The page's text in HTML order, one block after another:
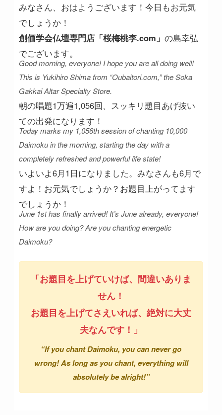
みなさん、おはようございます！今日もお元気
でしょうか！
創価学会仏壇専門店「桜梅桃李.com」 の島幸弘
でございます。
Good morning, everyone! I hope you are all doing well!
This is Yukihiro Shima from “Oubaitori.com,” the Soka
Gakkai Altar Specialty Store.
朝の唱題1万遍1,056回、スッキリ題目あげ抜い
ての出発になります！
Today marks my 1,056th session of chanting 10,000
Daimoku in the morning, starting the day with a
completely refreshed and powerful life state!
いよいよ6月1日になりました。みなさんも6月で
すよ！お元気でしょうか？お題目上がってます
でしょうか！
June 1st has finally arrived! It’s June already, everyone!
How are you doing? Are you chanting energetic
Daimoku?
「お題目を上げていけば、間違いありま
せん！
お題目を上げてさえいれば、絶対に大丈
夫なんです！」
“If you chant Daimoku, you can never go
wrong! As long as you chant, everything will
absolutely be alright!”